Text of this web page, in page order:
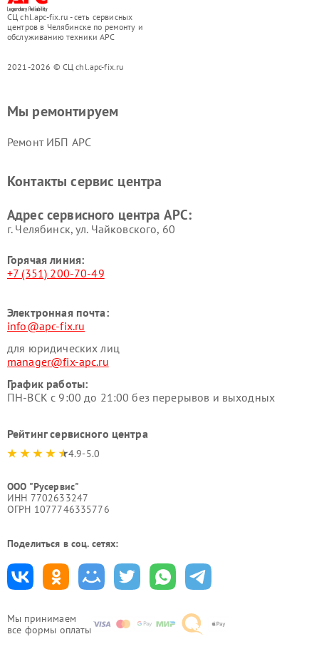
СЦ chl.apc-fix.ru - сеть сервисных
центров в Челябинске по ремонту и
обслуживанию техники APC
2021-2026 © СЦ chl.apc-fix.ru
Мы принимаем
все формы оплаты
Мы ремонтируем
Ремонт ИБП APC
Контакты сервис центра
Адрес сервисного центра APC:
г. Челябинск, ул. Чайковского, 60
Горячая линия:
+7 (351) 200-70-49
Электронная почта:
info@apc-fix.ru
для юридических лиц
manager@fix-apc.ru
График работы:
ПН-ВСК с 9:00 до 21:00 без перерывов и выходных
Рейтинг сервисного центра
4.9-5.0
ООО "Русервис"
ИНН 7702633247
ОГРН 1077746335776
Поделиться в соц. сетях: